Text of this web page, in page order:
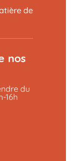
de
nos
du
16h